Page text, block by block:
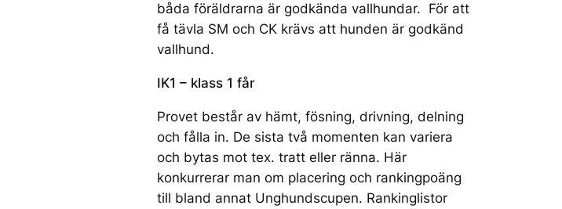
båda föräldrarna är godkända vallhundar. För att
få tävla SM och CK krävs att hunden är godkänd
vallhund.
IK1 – klass 1 får
Provet består av hämt, fösning, drivning, delning
och fålla in. De sista två momenten kan variera
och bytas mot tex. tratt eller ränna. Här
konkurrerar man om placering och rankingpoäng
till bland annat Unghundscupen. Rankinglistor